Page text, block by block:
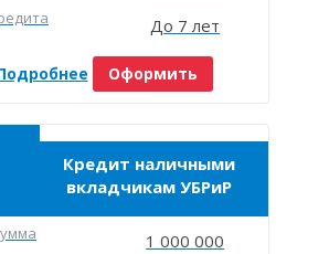
До 7 лет
Оформить
Кредит наличными
вкладчикам УБРиР
1 000 000